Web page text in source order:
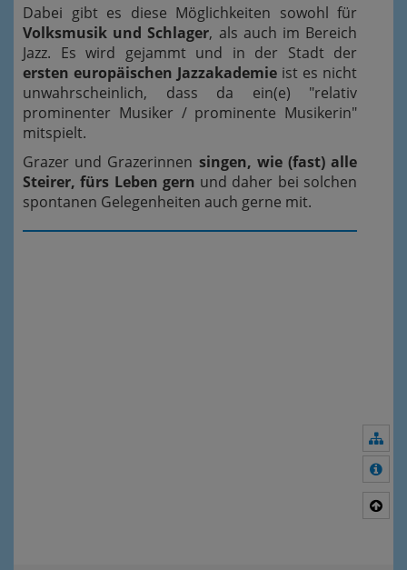
Dabei gibt es diese Möglichkeiten sowohl für
Volksmusik und Schlager, als auch im Bereich
Jazz. Es wird gejammt und in der Stadt der
ersten europäischen Jazzakademie ist es nicht
unwahrscheinlich, dass da ein(e) "relativ
prominenter Musiker / prominente Musikerin"
mitspielt.
Grazer und Grazerinnen singen, wie (fast) alle
Steirer, fürs Leben gern und daher bei solchen
spontanen Gelegenheiten auch gerne mit.